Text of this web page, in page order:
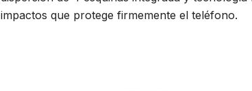
impactos que protege firmemente el teléfono.